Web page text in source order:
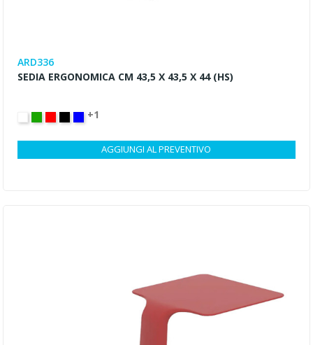
ARD336
SEDIA ERGONOMICA CM 43,5 X 43,5 X 44 (HS)
AGGIUNGI AL PREVENTIVO
BIANCO
VERDEROSSO
NEROBLU+1